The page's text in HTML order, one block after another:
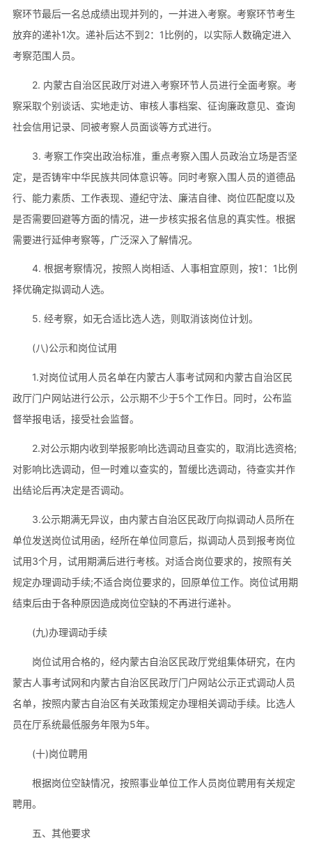
察环节最后一名总成绩出现并列的，一并进入考察。考察环节考生
放弃的递补1次。递补后达不到2：1比例的，以实际人数确定进入
考察范围人员。
2. 内蒙古自治区民政厅对进入考察环节人员进行全面考察。考
察采取个别谈话、实地走访、审核人事档案、征询廉政意见、查询
社会信用记录、同被考察人员面谈等方式进行。
3. 考察工作突出政治标准，重点考察入围人员政治立场是否坚
定，是否铸牢中华民族共同体意识等。同时考察入围人员的道德品
行、能力素质、工作表现、遵纪守法、廉洁自律、岗位匹配度以及
是否需要回避等方面的情况，进一步核实报名信息的真实性。根据
需要进行延伸考察等，广泛深入了解情况。
4. 根据考察情况，按照人岗相适、人事相宜原则，按1：1比例
择优确定拟调动人选。
5. 经考察，如无合适比选人选，则取消该岗位计划。
(八)公示和岗位试用
1.对岗位试用人员名单在内蒙古人事考试网和内蒙古自治区民
政厅门户网站进行公示，公示期不少于5个工作日。同时，公布监
督举报电话，接受社会监督。
2.对公示期内收到举报影响比选调动且查实的，取消比选资格;
对影响比选调动，但一时难以查实的，暂缓比选调动，待查实并作
出结论后再决定是否调动。
3.公示期满无异议，由内蒙古自治区民政厅向拟调动人员所在
单位发送岗位试用函，经所在单位同意后，拟调动人员到报考岗位
试用3个月，试用期满后进行考核。对适合岗位要求的，按照有关
规定办理调动手续;不适合岗位要求的，回原单位工作。岗位试用期
结束后由于各种原因造成岗位空缺的不再进行递补。
(九)办理调动手续
岗位试用合格的，经内蒙古自治区民政厅党组集体研究，在内
蒙古人事考试网和内蒙古自治区民政厅门户网站公示正式调动人员
名单，按照内蒙古自治区有关政策规定办理相关调动手续。比选人
员在厅系统最低服务年限为5年。
(十)岗位聘用
根据岗位空缺情况，按照事业单位工作人员岗位聘用有关规定
聘用。
五、其他要求